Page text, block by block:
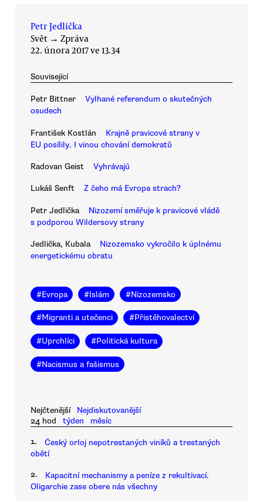
Petr Jedlička
Svět → Zpráva
22. února 2017 ve 13.34
Související
Petr Bittner
Vylhané referendum o skutečných
osudech
František Kostlán
Krajně pravicové strany v
EU posílily. I vinou chování demokratů
Radovan Geist Vyhrávajú
Lukáš Senft Z čeho má Evropa strach?
Petr Jedlička
Nizozemí směřuje k pravicové vládě
s podporou Wildersovy strany
Jedlička, Kubala
Nizozemsko vykročilo k úplnému
energetickému obratu
#Evropa #Islám #Nizozemsko
#Migranti a utečenci #Přistěhovalectví
#Uprchlíci #Politická kultura
#Nacismus a fašismus
Nejčtenější
Nejdiskutovanější
24 hod
týden měsíc
1.
Český orloj nepotrestaných viníků a trestaných
obětí
2.
Kapacitní mechanismy a peníze z rekultivací.
Oligarchie zase obere nás všechny